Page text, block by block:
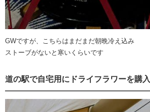
GWですが、こちらはまだまだ朝晩冷え込み
ストーブがないと寒いくらいです
道の駅で自宅用にドライフラワーを購入